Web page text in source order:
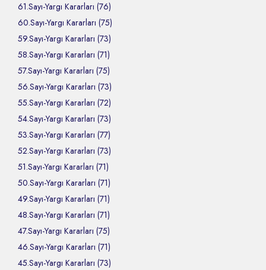
61.Sayı-Yargı Kararları (76)
60.Sayı-Yargı Kararları (75)
59.Sayı-Yargı Kararları (73)
58.Sayı-Yargı Kararları (71)
57.Sayı-Yargı Kararları (75)
56.Sayı-Yargı Kararları (73)
55.Sayı-Yargı Kararları (72)
54.Sayı-Yargı Kararları (73)
53.Sayı-Yargı Kararları (77)
52.Sayı-Yargı Kararları (73)
51.Sayı-Yargı Kararları (71)
50.Sayı-Yargı Kararları (71)
49.Sayı-Yargı Kararları (71)
48.Sayı-Yargı Kararları (71)
47.Sayı-Yargı Kararları (75)
46.Sayı-Yargı Kararları (71)
45.Sayı-Yargı Kararları (73)